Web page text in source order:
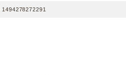
1494278272291